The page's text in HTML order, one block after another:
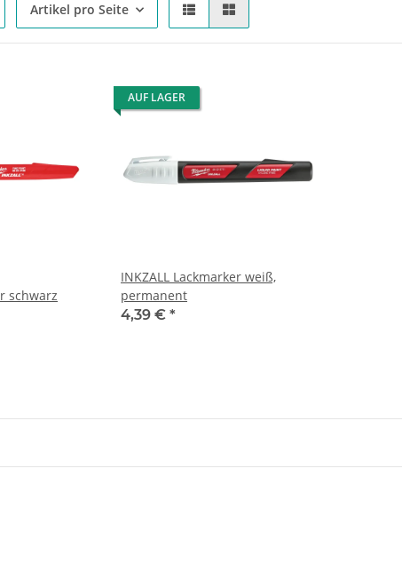
Artikel pro Seite
schwarz
AUF LAGER
INKZALL Lackmarker weiß,
permanent
4,39 € *